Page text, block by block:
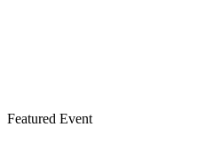
Featured Event